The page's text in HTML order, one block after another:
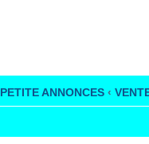
PETITE ANNONCES ‹